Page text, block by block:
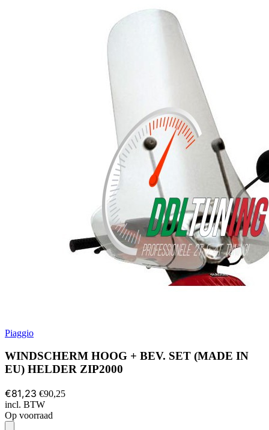
Piaggio
WINDSCHERM HOOG + BEV. SET (MADE IN
EU) HELDER ZIP2000
€81,23 €90,25
incl. BTW
Op voorraad